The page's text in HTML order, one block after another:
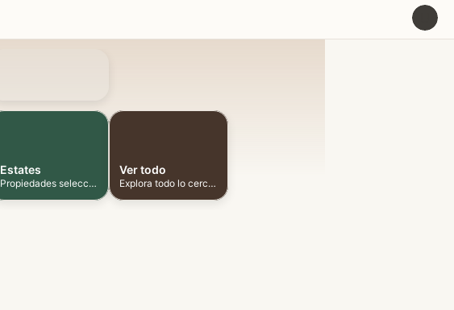
Estates
Propiedades seleccionadas cerca
Ver todo
Explora todo lo cercano